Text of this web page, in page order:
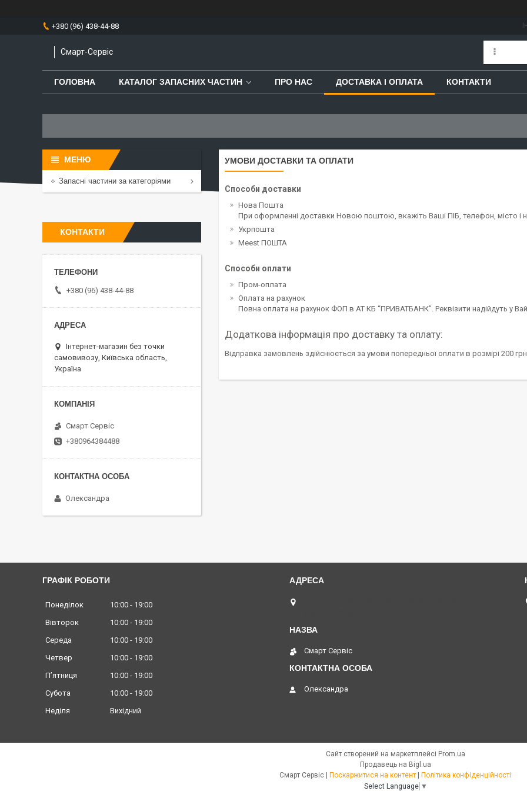
+380 (96) 438-44-88
Смарт-Сервіс
ГОЛОВНА КАТАЛОГ ЗАПАСНИХ ЧАСТИН ПРО НАС ДОСТАВКА І ОПЛАТА КОНТАКТИ
УМОВИ ДОСТАВКИ ТА ОПЛАТИ
Способи доставки
Нова Пошта
При оформленні доставки Новою поштою, вкажіть Ваші ПІБ, телефон, місто і
Укрпошта
Meest ПОШТА
Способи оплати
Пром-оплата
Оплата на рахунок
Повна оплата на рахунок ФОП в АТ КБ “ПРИВАТБАНК”. Реквізити надійдуть у
Відправка замовлень здійснюється за умови попередньої оплати в розмірі 200
Запасні частини за категоріями
КОНТАКТИ
+380 (96) 438-44-88
Інтернет-магазин без точки
самовивозу, Київська область,
Україна
Смарт Сервіс
+380964384488
Олександра
ГРАФІК РОБОТИ
Понеділок 10:00
19:00
Вівторок
10:00
19:00
Середа
10:00
19:00
Четвер
10:00
19:00
Пʼятниця
10:00
19:00
Субота
10:00
19:00
Неділя
Вихідний
Смарт Сервіс
Олександра
Сайт створений на маркетплейсі Prom.ua
Продавець на Bigl.ua
Смарт Сервіс | Поскаржитися на контент | Політика конфіденційності
Select Language ▼